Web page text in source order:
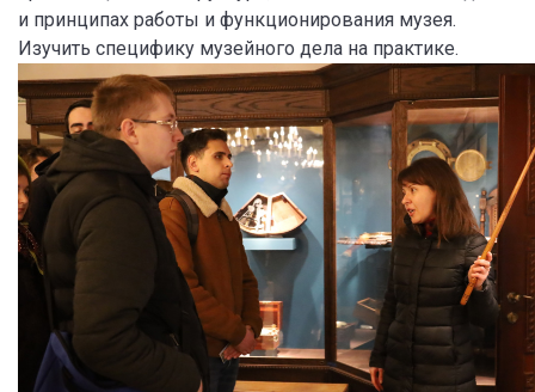
и принципах работы и функционирования музея.
Изучить специфику музейного дела на практике.